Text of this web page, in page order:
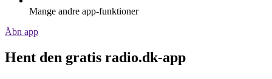
Mange andre app-funktioner
Åbn app
Hent den gratis radio.dk-app